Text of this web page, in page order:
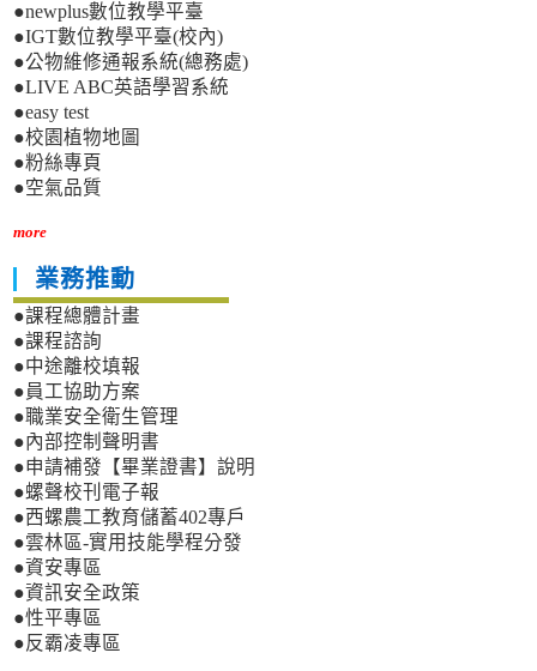
●newplus數位教學平臺
●IGT數位教學平臺(校內)
●公物維修通報系統(總務處)
●LIVE ABC英語學習系統
●easy test
●校園植物地圖
●粉絲專頁
●空氣品質
more
業務推動
●課程總體計畫
●課程諮詢
●中途離校填報
●員工協助方案
●職業安全衛生管理
●內部控制聲明書
●申請補發【畢業證書】說明
●螺聲校刊電子報
●西螺農工教育儲蓄402專戶
●雲林區-實用技能學程分發
●資安專區
●資訊安全政策
●性平專區
●反霸凌專區